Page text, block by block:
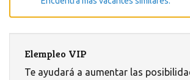
Elempleo VIP
Te ayudará a aumentar las